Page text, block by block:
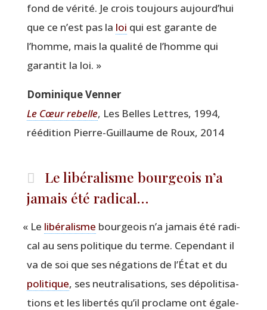
fond de véri­té. Je crois tou­jours aujourd’hui
que ce n’est pas la loi qui est garante de
l’homme, mais la qua­li­té de l’homme qui
garan­tit la loi. »
Domi­nique Venner
Le Cœur rebelle, Les Belles Lettres, 1994,
réédi­tion Pierre-Guillaume de Roux, 2014
Le libéralisme bourgeois n’a
jamais été radical…
« Le libé­ra­lisme bour­geois n’a jamais été radi­
cal au sens poli­tique du terme. Cepen­dant il
va de soi que ses néga­tions de l’État et du
poli­tique, ses neu­tra­li­sa­tions, ses dépo­li­ti­sa­
tions et les liber­tés qu’il pro­clame ont éga­le­